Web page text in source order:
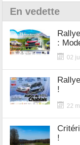
En vedette
:
02
!
22
!